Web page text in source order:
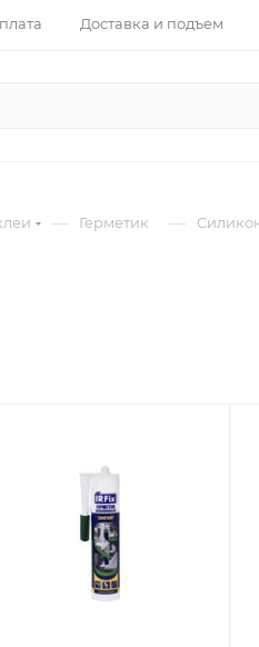
Доставка и подъем
— Герметик —